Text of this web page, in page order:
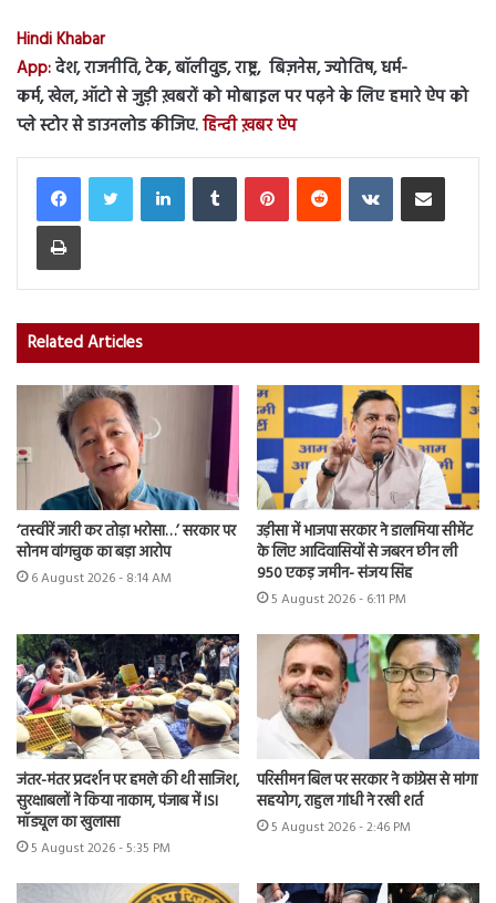
Hindi Khabar
App:देश, राजनीति, टेक, बॉलीवुड, राष्ट्र, बिज़नेस, ज्योतिष, धर्म-
कर्म, खेल, ऑटो से जुड़ी ख़बरों को मोबाइल पर पढ़ने के लिए हमारे ऐप को
प्ले स्टोर से डाउनलोड कीजिए.हिन्दी ख़बर ऐप
LinkedInTumblr PinterestReddit VKontakteShare via Email
Print
Related Articles
‘तस्वीरें जारी कर तोड़ा भरोसा…’ सरकार पर
सोनम वांगचुक का बड़ा आरोप
6 August 2026 - 8:14 AM
उड़ीसा में भाजपा सरकार ने डालमिया सीमेंट
के लिए आदिवासियों से जबरन छीन ली
950 एकड़ जमीन- संजय सिंह
5 August 2026 - 6:11 PM
जंतर-मंतर प्रदर्शन पर हमले की थी साजिश,
सुरक्षाबलों ने किया नाकाम, पंजाब में ISI
मॉड्यूल का खुलासा
5 August 2026 - 5:35 PM
परिसीमन बिल पर सरकार ने कांग्रेस से मांगा
सहयोग, राहुल गांधी ने रखी शर्त
5 August 2026 - 2:46 PM